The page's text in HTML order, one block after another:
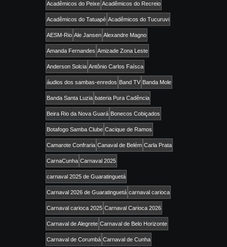
Acadêmicos do Peixe Acadêmicos do Recreio
Acadêmicos do Tatuapé Acadêmicos do Tucuruvi
AESM-Rio Ale Jansen Alexandre Magno
Amanda Fernandes Amizade Zona Leste
Anderson Solcia Antônio Carlos Faísca
áudios dos sambas-enredos Band TV Banda Mole
Banda Santa Luzia bateria Pura Cadência
Beira Rio da Nova Guará Bonecos Cobiçados
Botafogo Samba Clube Cacique de Ramos
Camarote Confraria Canaval de Belém Carla Prata
CarnaCunha Carnaval 2025
carnaval 2025 de Guaratinguetá
Carnaval 2026 de Guaratinguetá carnaval carioca
Carnaval carioca 2025 Carnaval Carioca 2026
Carnaval de Alegrete Carnaval de Belo Horizonte
Carnaval de Corumbá Carnaval de Cunha